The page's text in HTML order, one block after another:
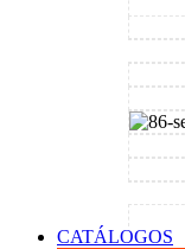
CATÁLOGOS